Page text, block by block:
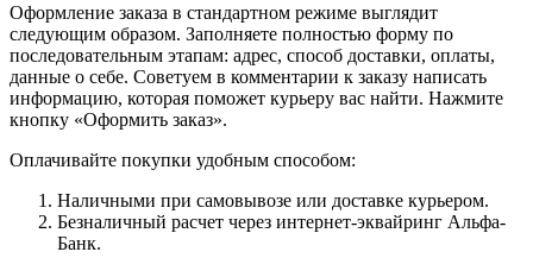
Оформление заказа в стандартном режиме выглядит
следующим образом. Заполняете полностью форму по
последовательным этапам: адрес, способ доставки, оплаты,
данные о себе. Советуем в комментарии к заказу написать
информацию, которая поможет курьеру вас найти. Нажмите
кнопку «Оформить заказ».
Оплачивайте покупки удобным способом:
Наличными при самовывозе или доставке курьером.
Безналичный расчет через интернет-эквайринг Альфа-
Банк.